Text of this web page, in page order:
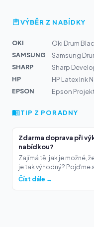
VÝBĚR Z NABÍDKY
OKI
SAMSUNG
Samsung
SHARP
Sharp
HP
HP Latex Ink
EPSON
Epson
TIP Z PORADNY
Zdarma doprava při
nabídkou?
Zajímá tě, jak je možné,
je tak výhodný? Pojďme
Číst dále →